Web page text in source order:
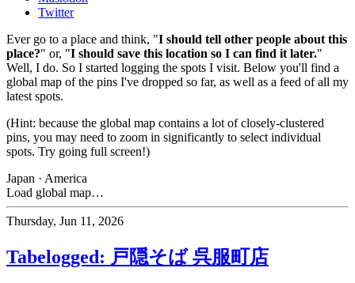
Twitter
Ever go to a place and think, "I should tell other people about this
place?" or, "I should save this location so I can find it later."
Well, I do. So I started logging the spots I visit. Below you'll find a
global map of the pins I've dropped so far, as well as a feed of all my
latest spots.
(Hint: because the global map contains a lot of closely-clustered
pins, you may need to zoom in significantly to select individual
spots. Try going full screen!)
Japan · America
Load global map…
Thursday, Jun 11, 2026
Tabelogged: 戸隠そば 呉服町店